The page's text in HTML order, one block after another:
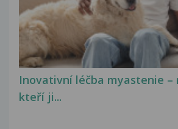
Inovativní léčba myastenie –
kteří ji...